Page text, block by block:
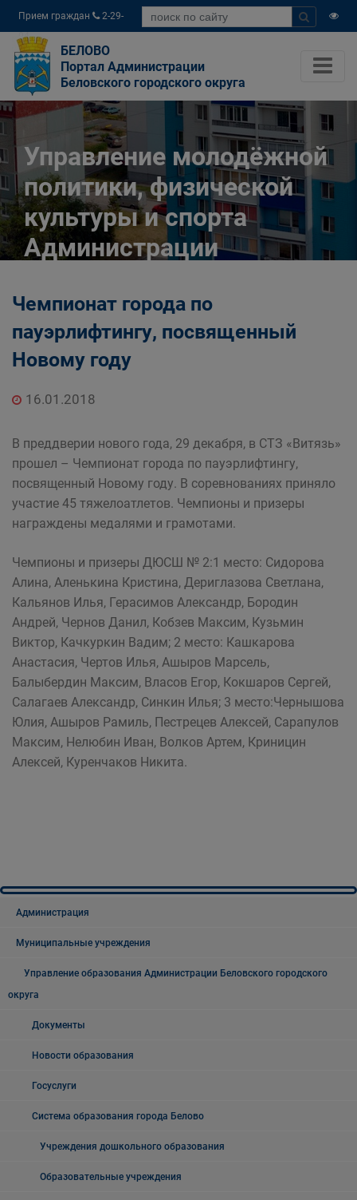
Прием граждан
2-29-
04
БЕЛОВО
Портал Администрации
Беловского городского округа
Управление молодёжной
политики, физической
культуры и спорта
Администрации
округа
Главная
Органы власти
Муниципальные учреждения
физической культуры и спорта Администрации
Чемпионат города по
пауэрлифтингу, посвященный
Новому году
16.01.2018
В преддверии нового года, 29 декабря, в СТЗ «Витязь»
прошел – Чемпионат города по пауэрлифтингу,
посвященный Новому году. В соревнованиях приняло
участие 45 тяжелоатлетов. Чемпионы и призеры
награждены медалями и грамотами.
Чемпионы и призеры ДЮСШ № 2:1 место: Сидорова
Алина, Аленькина Кристина, Дериглазова Светлана,
Кальянов Илья, Герасимов Александр, Бородин
Андрей, Чернов Данил, Кобзев Максим, Кузьмин
Виктор, Качкуркин Вадим; 2 место: Кашкарова
Анастасия, Чертов Илья, Ашыров Марсель,
Балыбердин Максим, Власов Егор, Кокшаров Сергей,
Салагаев Александр, Синкин Илья; 3 место:Чернышова
Юлия, Ашыров Рамиль, Пестрецев Алексей, Сарапулов
Максим, Нелюбин Иван, Волков Артем, Криницин
Алексей, Куренчаков Никита.
Администрация
Муниципальные учреждения
Управление образования Администрации Беловского городского
округа
Документы
Новости образования
Госуслуги
Система образования города Белово
Учреждения дошкольного образования
Образовательные учреждения